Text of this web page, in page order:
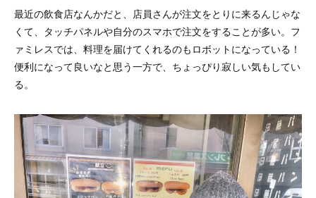
最近の飲食店なんかだと、店員さんが注文をとりに来るんじゃな
くて、タッチパネルや自分のスマホで注文をすることが多い。フ
ァミレスでは、料理を届けてくれるのもロボットになっている！
便利になって良いなと思う一方で、ちょっぴり寂しい気もしてい
る。